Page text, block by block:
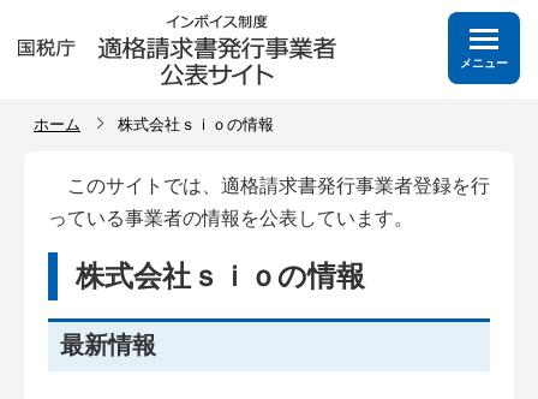
メニュー
ホーム 株式会社ｓｉｏの情報
このサイトでは、適格請求書発行事業者登録を行
っている事業者の情報を公表しています。
株式会社ｓｉｏの情報
最新情報